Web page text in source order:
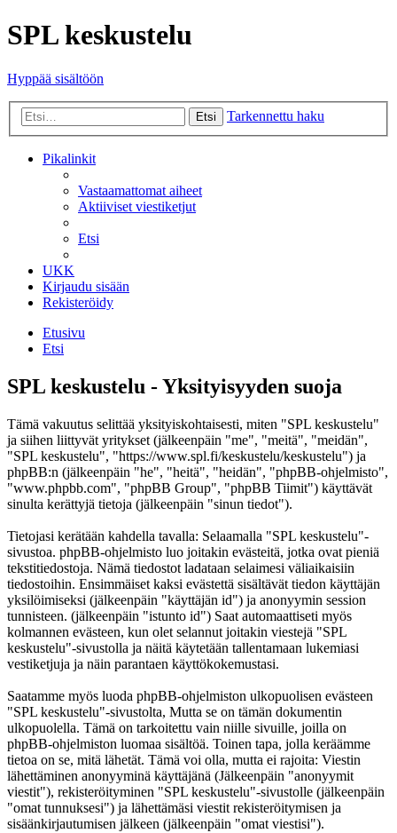
SPL keskustelu
Hyppää sisältöön
Etsi Tarkennettu haku
Pikalinkit
Vastaamattomat aiheet
Aktiiviset viestiketjut
Etsi
UKK
Kirjaudu sisään
Rekisteröidy
Etusivu
Etsi
SPL keskustelu - Yksityisyyden suoja
Tämä vakuutus selittää yksityiskohtaisesti, miten "SPL keskustelu"
ja siihen liittyvät yritykset (jälkeenpäin "me", "meitä", "meidän",
"SPL keskustelu", "https://www.spl.fi/keskustelu/keskustelu") ja
phpBB:n (jälkeenpäin "he", "heitä", "heidän", "phpBB-ohjelmisto",
"www.phpbb.com", "phpBB Group", "phpBB Tiimit") käyttävät
sinulta kerättyjä tietoja (jälkeenpäin "sinun tiedot").
Tietojasi kerätään kahdella tavalla: Selaamalla "SPL keskustelu"-
sivustoa. phpBB-ohjelmisto luo joitakin evästeitä, jotka ovat pieniä
tekstitiedostoja. Nämä tiedostot ladataan selaimesi väliaikaisiin
tiedostoihin. Ensimmäiset kaksi evästettä sisältävät tiedon käyttäjän
yksilöimiseksi (jälkeenpäin "käyttäjän id") ja anonyymin session
tunnisteen. (jälkeenpäin "istunto id") Saat automaattiseti myös
kolmannen evästeen, kun olet selannut joitakin viestejä "SPL
keskustelu"-sivustolla ja näitä käytetään tallentamaan lukemiasi
vestiketjuja ja näin parantaen käyttökokemustasi.
Saatamme myös luoda phpBB-ohjelmiston ulkopuolisen evästeen
"SPL keskustelu"-sivustolta, Mutta se on tämän dokumentin
ulkopuolella. Tämä on tarkoitettu vain niille sivuille, joilla on
phpBB-ohjelmiston luomaa sisältöä. Toinen tapa, jolla keräämme
tietoa on se, mitä lähetät. Tämä voi olla, mutta ei rajoita: Viestin
lähettäminen anonyyminä käyttäjänä (Jälkeenpäin "anonyymit
viestit"), rekisteröityminen "SPL keskustelu"-sivustolle (jälkeenpäin
"omat tunnuksesi") ja lähettämäsi viestit rekisteröitymisen ja
sisäänkirjautumisen jälkeen (jälkeenpäin "omat viestisi").